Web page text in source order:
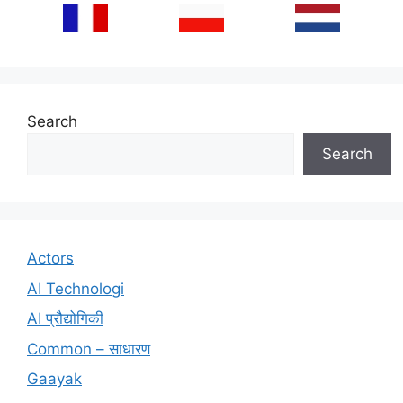
Search
Search
Actors
AI Technologi
AI प्रौद्योगिकी
Common – साधारण
Gaayak